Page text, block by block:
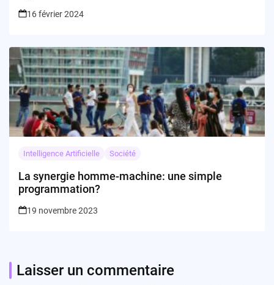
16 février 2024
Intelligence Artificielle Société
La synergie homme-machine: une simple
programmation?
19 novembre 2023
Laisser un commentaire